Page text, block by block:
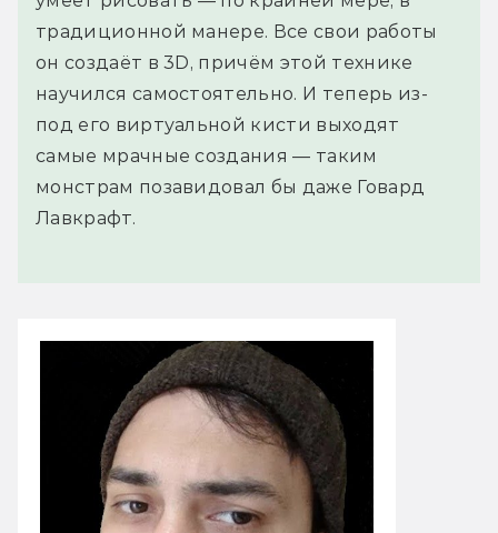
традиционной манере. Все свои работы
он создаёт в 3D, причём этой технике
научился самостоятельно. И теперь из-
под его виртуальной кисти выходят
самые мрачные создания — таким
монстрам позавидовал бы даже Говард
Лавкрафт.